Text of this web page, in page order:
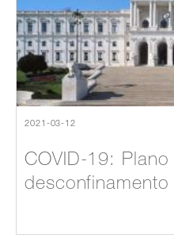
2021-03-12
COVID-19: Plano